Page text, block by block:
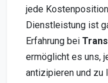
jede
Dienstleistung ist
Erfahrung bei
ermöglicht es uns,
antizipieren und zu